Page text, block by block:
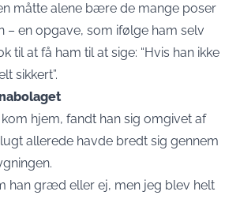
måtte alene bære de mange poser
– en opgave, som ifølge ham selv
til at få ham til at sige: “Hvis han ikke
sikkert”.
hjem, fandt han sig omgivet af
allerede havde bredt sig gennem
han græd eller ej, men jeg blev helt